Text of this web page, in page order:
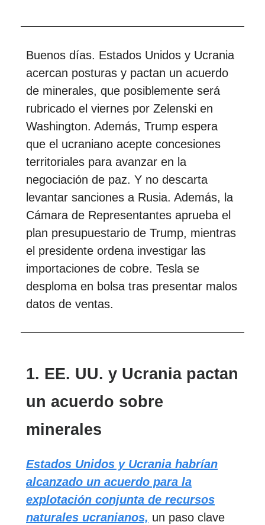
Buenos días. Estados Unidos y Ucrania
acercan posturas y pactan un acuerdo
de minerales, que posiblemente será
rubricado el viernes por Zelenski en
Washington. Además, Trump espera
que el ucraniano acepte concesiones
territoriales para avanzar en la
negociación de paz. Y no descarta
levantar sanciones a Rusia. Además, la
Cámara de Representantes aprueba el
plan presupuestario de Trump, mientras
el presidente ordena investigar las
importaciones de cobre. Tesla se
desploma en bolsa tras presentar malos
datos de ventas.
1. EE. UU. y Ucrania pactan
un acuerdo sobre
minerales
Estados Unidos y Ucrania habrían
alcanzado un acuerdo para la
explotación conjunta de recursos
naturales ucranianos, un paso clave